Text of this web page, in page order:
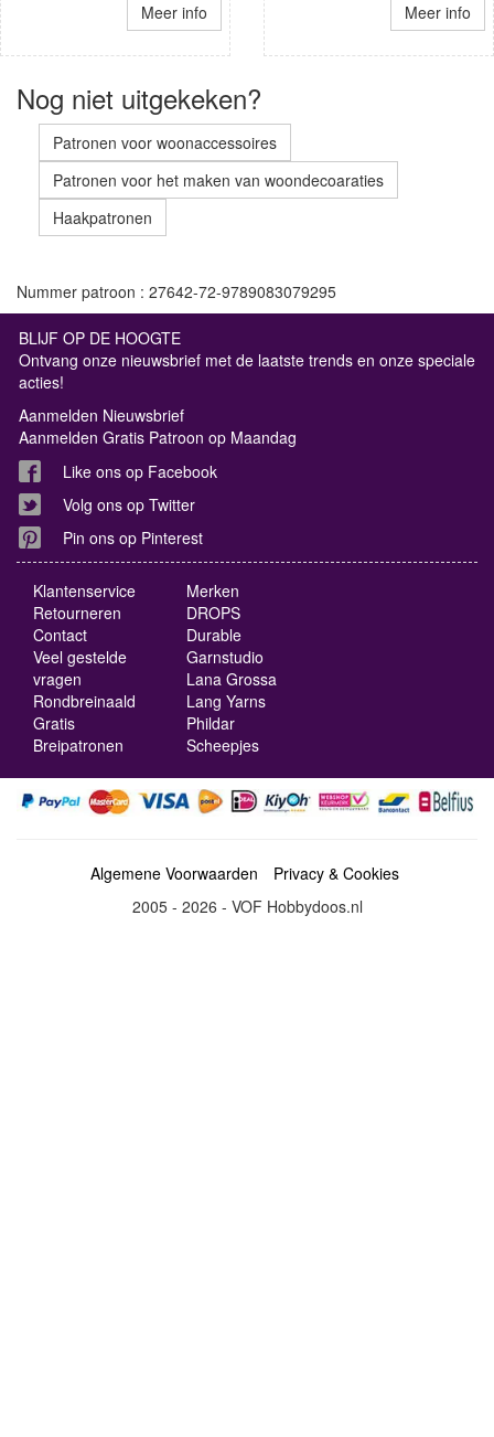
Meer info Meer info
Nog niet uitgekeken?
Patronen voor woonaccessoires
Patronen voor het maken van woondecoaraties
Haakpatronen
Nummer patroon : 27642-72-9789083079295
BLIJF OP DE HOOGTE
Ontvang onze nieuwsbrief met de laatste trends en onze speciale
acties!
Aanmelden Nieuwsbrief
Aanmelden Gratis Patroon op Maandag
Like ons op Facebook
Volg ons op Twitter
Pin ons op Pinterest
Klantenservice
Retourneren
Contact
Veel gestelde
vragen
Rondbreinaald
Gratis
Breipatronen
Merken
DROPS
Durable
Garnstudio
Lana Grossa
Lang Yarns
Phildar
Scheepjes
Algemene Voorwaarden
Privacy & Cookies
2005 - 2026 - VOF Hobbydoos.nl